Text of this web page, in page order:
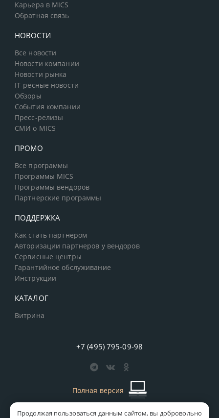
Продолжая пользоваться данным сайтом, вы добровольно
Карьера в MICS
Обратная связь
НОВОСТИ
Все новости
Новости компании
Новости рынка
IT-ресные новости
Обзоры
События компании
Пресс-релизы
СМИ о MICS
ПРОМО
Все программы
Программы MICS
Программы вендоров
Партнерские программы
ПОДДЕРЖКА
Как стать партнером
Авторизации партнеров у вендоров
Сервисные центры
Гарантийное обслуживание
Инструкции
КАТАЛОГ
Витрина
+7 (495) 795-09-98
Полная версия
старая версия сайтаMICS